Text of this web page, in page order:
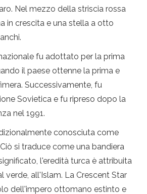
Nel mezzo della striscia rossa
in crescita e una stella a otto
fu adottato per la prima
il paese ottenne la prima e
Successivamente, fu
Sovietica e fu ripreso dopo la
nel 1991.
conosciuta come
si traduce come una bandiera
l'eredità turca è attribuita
verde, all'Islam. La Crescent Star
dell'impero ottomano estinto e